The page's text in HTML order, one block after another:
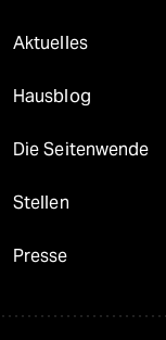
Aktuelles
Hausblog
Die Seitenwende
Stellen
Presse